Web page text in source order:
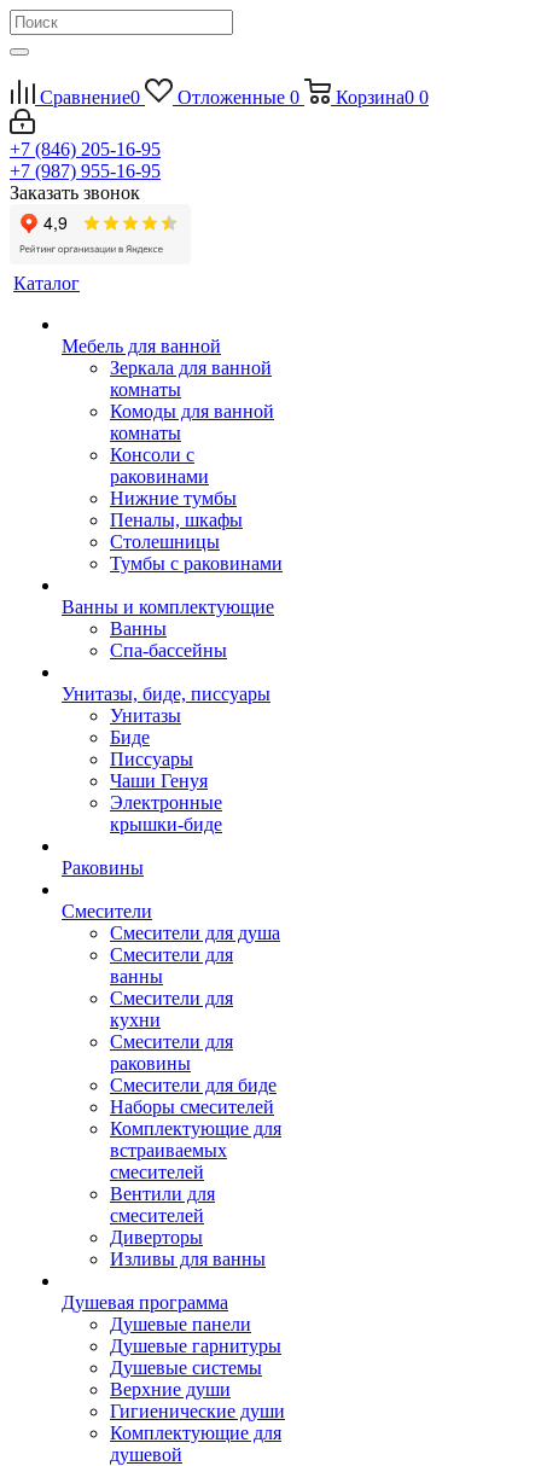
Сравнение0 Отложенные 0 Корзина0 0
+7 (846) 205-16-95
+7 (987) 955-16-95
Заказать звонок
Каталог
Мебель для ванной
Зеркала для ванной
комнаты
Комоды для ванной
комнаты
Консоли с
раковинами
Нижние тумбы
Пеналы, шкафы
Столешницы
Тумбы с раковинами
Ванны и комплектующие
Ванны
Спа-бассейны
Унитазы, биде, писсуары
Унитазы
Биде
Писсуары
Чаши Генуя
Электронные
крышки-биде
Раковины
Смесители
Смесители для душа
Смесители для
ванны
Смесители для
кухни
Смесители для
раковины
Смесители для биде
Наборы смесителей
Комплектующие для
встраиваемых
смесителей
Вентили для
смесителей
Диверторы
Изливы для ванны
Душевая программа
Душевые панели
Душевые гарнитуры
Душевые системы
Верхние души
Гигиенические души
Комплектующие для
душевой